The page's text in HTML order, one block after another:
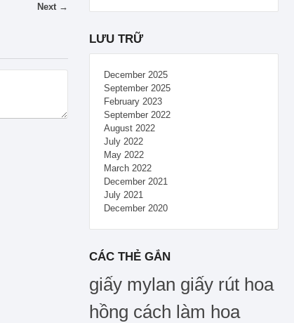
Next →
LƯU TRỮ
December 2025
September 2025
February 2023
September 2022
August 2022
July 2022
May 2022
March 2022
December 2021
July 2021
December 2020
CÁC THẺ GẮN
giấy mylan giấy rút hoa
hồng cách làm hoa